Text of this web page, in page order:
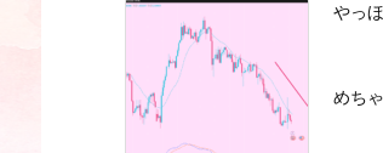
やっ
めち